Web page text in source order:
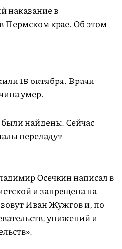
наказание в
Пермском крае. Об этом
15 октября. Врачи
умер.
были найдены. Сейчас
передадут
Осечкин написал в
и запрещена на
Иван Жужгов и, по
унижений и